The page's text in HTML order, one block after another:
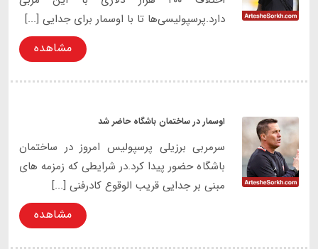
دارد.پرسپولیسی‌ها تا با اوسمار برای جدایی [...]
مشاهده
اوسمار در ساختمان باشگاه حاضر شد
سرمربی برزیلی پرسپولیس امروز در ساختمان
باشگاه حضور پیدا کرد.در شرایطی که زمزمه های
مبنی بر جدایی قریب الوقوع کادرفنی [...]
مشاهده